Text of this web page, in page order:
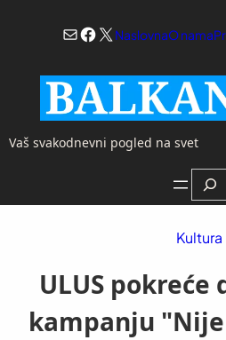
Mail
Facebook
X NaslovnaO nama
Vaš svakodnevni pogled na svet
Kultura
ULUS
kampanju